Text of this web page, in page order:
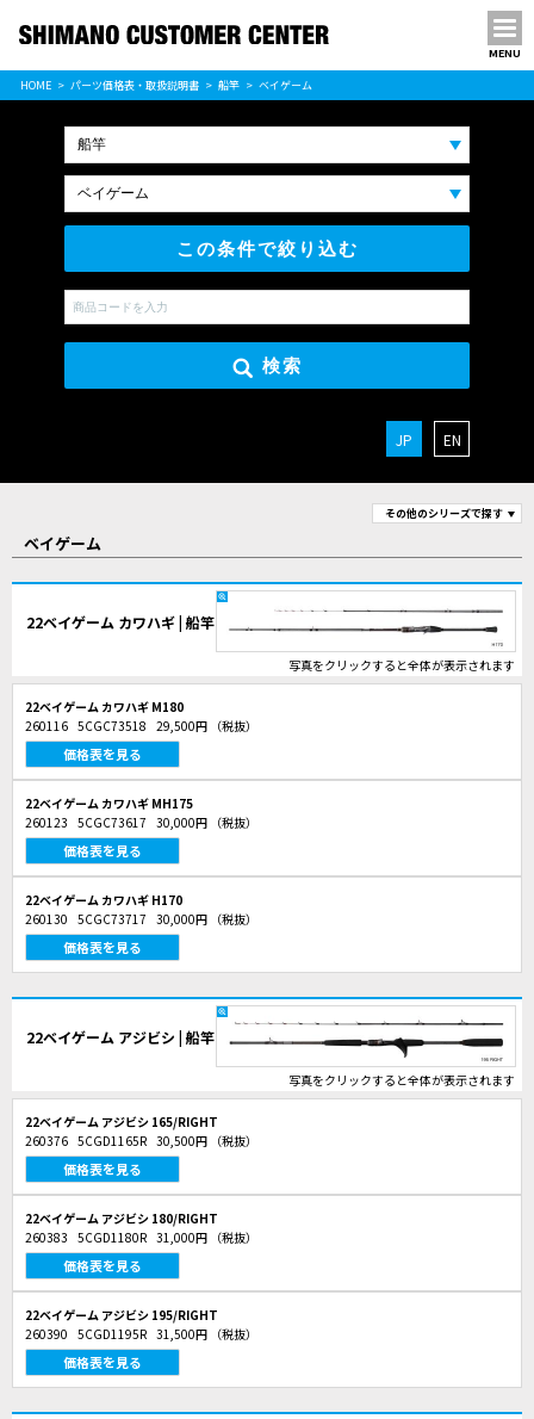
MENU
パーツ価格表
PARTS LIST
HOME パーツ価格表・取扱説明書 船竿 ベイゲーム
この条件で絞り込む
検索
JP EN
その他のシリーズで探す
ベイゲーム
22ベイゲーム カワハギ | 船竿
写真をクリックすると全体が表示されます
22ベイゲーム カワハギ M180
260116 5CGC73518 29,500円 （税抜）
価格表を見る
22ベイゲーム カワハギ MH175
260123 5CGC73617 30,000円 （税抜）
価格表を見る
22ベイゲーム カワハギ H170
260130 5CGC73717 30,000円 （税抜）
価格表を見る
22ベイゲーム アジビシ | 船竿
写真をクリックすると全体が表示されます
22ベイゲーム アジビシ 165/RIGHT
260376 5CGD1165R 30,500円 （税抜）
価格表を見る
22ベイゲーム アジビシ 180/RIGHT
260383 5CGD1180R 31,000円 （税抜）
価格表を見る
22ベイゲーム アジビシ 195/RIGHT
260390 5CGD1195R 31,500円 （税抜）
価格表を見る